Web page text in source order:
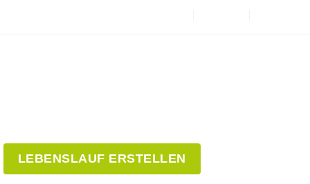
LEBENSLAUF ERSTELLEN